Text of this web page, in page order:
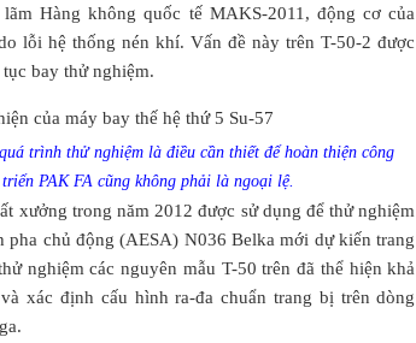
Hàng không quốc tế MAKS-2011, động cơ của
lỗi hệ thống nén khí. Vấn đề này trên T-50-2 được
bay thử nghiệm.
trình thử nghiệm là điều cần thiết để hoàn thiện công
PAK FA cũng không phải là ngoại lệ.
xưởng trong năm 2012 được sử dụng để thử nghiệm
pha chủ động (AESA) N036 Belka mới dự kiến trang
nghiệm các nguyên mẫu T-50 trên đã thể hiện khả
xác định cấu hình ra-đa chuẩn trang bị trên dòng